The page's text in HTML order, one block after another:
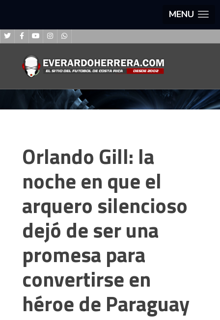
MENU
Orlando Gill: la
noche en que el
arquero silencioso
dejó de ser una
promesa para
convertirse en
héroe de Paraguay